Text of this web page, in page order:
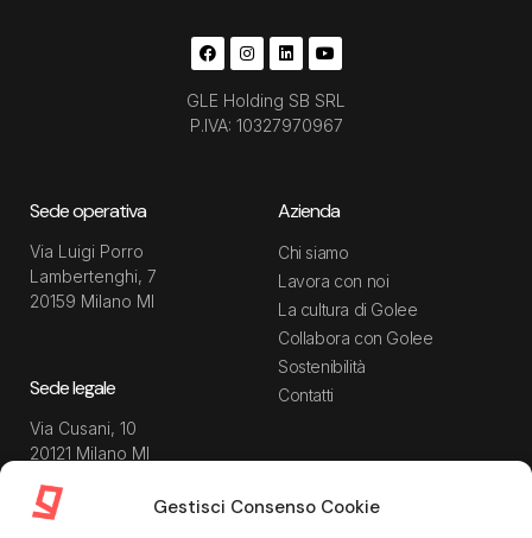
Gestisci Consenso Cookie
GLE Holding SB SRL
P.IVA: 10327970967
Sede operativa
Via Luigi Porro
Lambertenghi, 7
20159 Milano MI
Sede legale
Via Cusani, 10
20121 Milano MI
Azienda
Chi siamo
Lavora con noi
La cultura di Golee
Collabora con Golee
Sostenibilità
Contatti